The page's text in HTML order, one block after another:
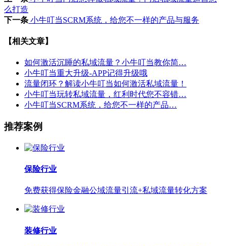
么打造
下一条 小牛叮当SCRM系统，给您不一样的产品与服务
【相关文章】
如何激活沉睡的私域流量？小牛叮当教你简…
小牛叮当重大升级-APP记得升级哦
流量闭环？解读小牛叮当如何激活私域流量！
小牛叮当玩转私域流量，红利时代您不容错…
小牛叮当SCRM系统，给您不一样的产品…
推荐案例
保险行业
免费获得保险金融公域流量引流+私域流量转化方案
装修行业